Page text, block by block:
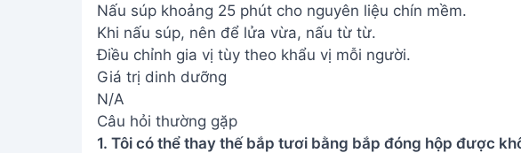
Nấu súp khoảng 25 phút cho nguyên liệu chín mềm.
Khi nấu súp, nên để lửa vừa, nấu từ từ.
Điều chỉnh gia vị tùy theo khẩu vị mỗi người.
Giá trị dinh dưỡng
N/A
Câu hỏi thường gặp
1. Tôi có thể thay thế bắp tươi bằng bắp đóng hộp được